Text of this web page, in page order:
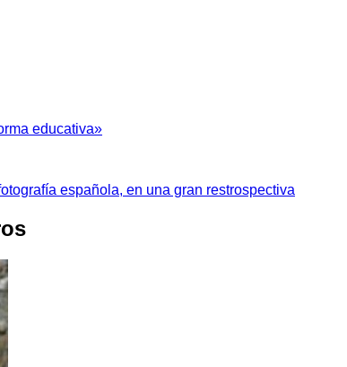
educativa»
española, en una gran restrospectiva